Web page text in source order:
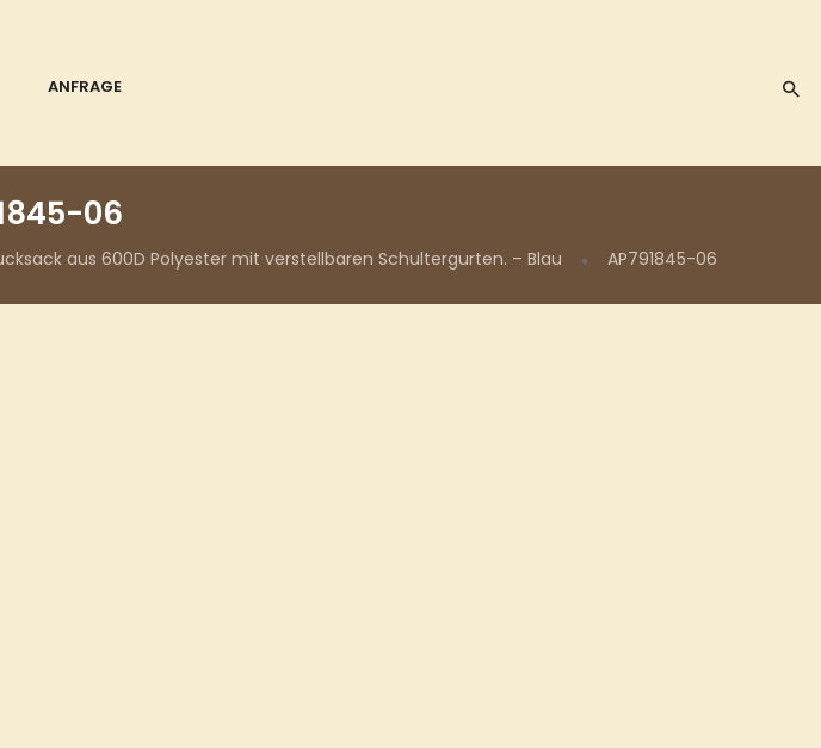
ANFRAGE
06
aus 600D Polyester mit verstellbaren Schultergurten. – Blau AP791845-06